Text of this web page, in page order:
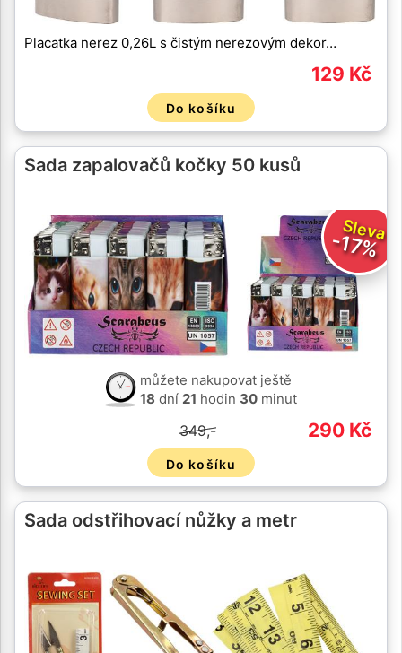
Placatka nerez 0,26L s čistým nerezovým dekor…
129 Kč
Do košíku
Sada zapalovačů kočky 50 kusů
Sleva
-17%
můžete nakupovat ještě
18 dní 21 hodin 30 minut
290 Kč
349,-
Do košíku
Sada odstřihovací nůžky a metr